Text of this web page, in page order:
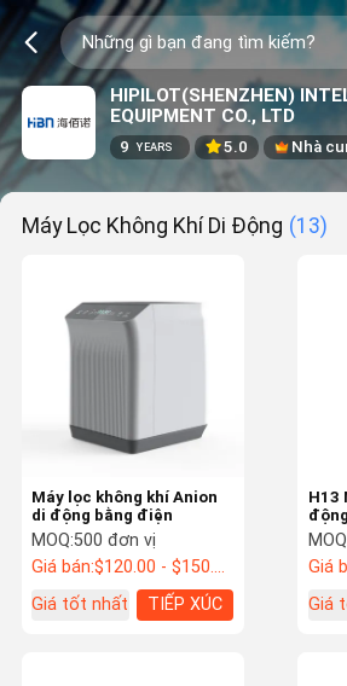
HIPILOT(SHENZHEN)
EQUIPMENT CO., LTD
9 YEARS 5.0 Nhà
Máy Lọc Không Khí Di Động (13)
Máy lọc không khí Anion
di động bằng điện
MOQ:500 đơn vị
Giá bán:$120.00 - $150.00/Units
Giá tốt nhất
TIẾP XÚC
H13
Giá
Giá